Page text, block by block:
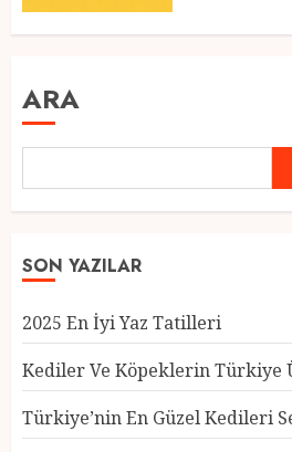
ARA
SON YAZILAR
2025 En İyi Yaz Tatilleri
Kediler Ve Köpeklerin Türkiye
Türkiye’nin En Güzel Kedileri